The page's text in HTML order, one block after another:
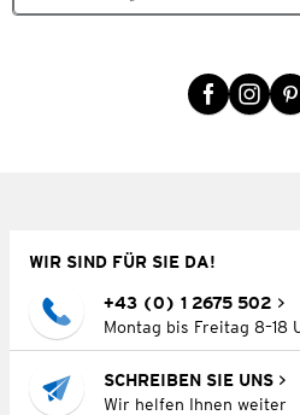
WIR SIND FÜR SIE DA!
+43 (0) 1 2675 502
Montag bis Freitag 8–18
SCHREIBEN SIE UNS
Wir helfen Ihnen weiter